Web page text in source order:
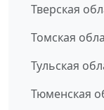
Тверская
Томская
Тульская
Тюменская